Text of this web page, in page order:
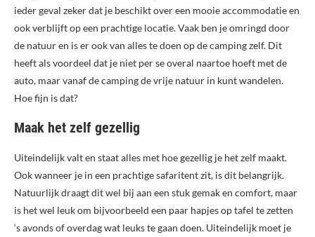
ieder geval zeker dat je beschikt over een mooie accommodatie en
ook verblijft op een prachtige locatie. Vaak ben je omringd door
de natuur en is er ook van alles te doen op de camping zelf. Dit
heeft als voordeel dat je niet per se overal naartoe hoeft met de
auto, maar vanaf de camping de vrije natuur in kunt wandelen.
Hoe fijn is dat?
Maak het zelf gezellig
Uiteindelijk valt en staat alles met hoe gezellig je het zelf maakt.
Ook wanneer je in een prachtige safaritent zit, is dit belangrijk.
Natuurlijk draagt dit wel bij aan een stuk gemak en comfort, maar
is het wel leuk om bijvoorbeeld een paar hapjes op tafel te zetten
‘s avonds of overdag wat leuks te gaan doen. Uiteindelijk moet je